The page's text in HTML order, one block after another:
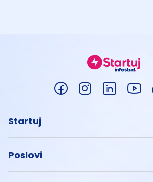
Startuj
Poslovi